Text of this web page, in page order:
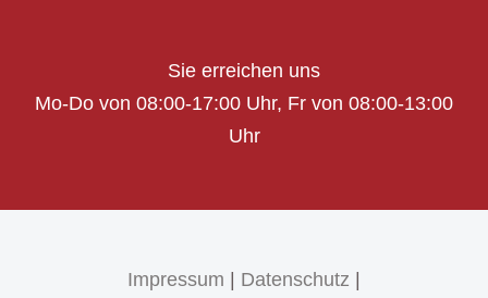
Sie erreichen uns
Mo-Do von 08:00-17:00 Uhr, Fr von 08:00-13:00
Uhr
Impressum | Datenschutz |